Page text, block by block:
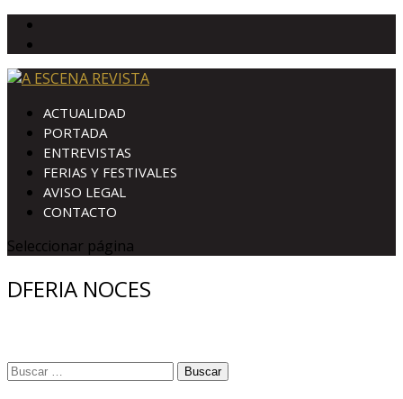
ACTUALIDAD
PORTADA
ENTREVISTAS
FERIAS Y FESTIVALES
AVISO LEGAL
CONTACTO
Seleccionar página
DFERIA NOCES
Buscar: